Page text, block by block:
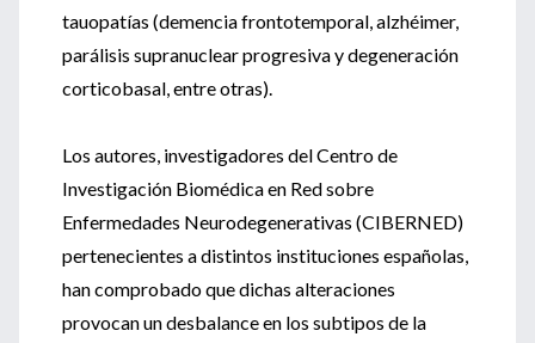
tauopatías (demencia frontotemporal, alzhéimer,
parálisis supranuclear progresiva y degeneración
corticobasal, entre otras).
Los autores, investigadores del Centro de
Investigación Biomédica en Red sobre
Enfermedades Neurodegenerativas (CIBERNED)
pertenecientes a distintos instituciones españolas,
han comprobado que dichas alteraciones
provocan un desbalance en los subtipos de la